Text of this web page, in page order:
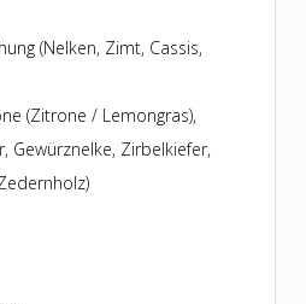
(Nelken, Zimt, Cassis,
(Zitrone / Lemongras),
Gewürznelke, Zirbelkiefer,